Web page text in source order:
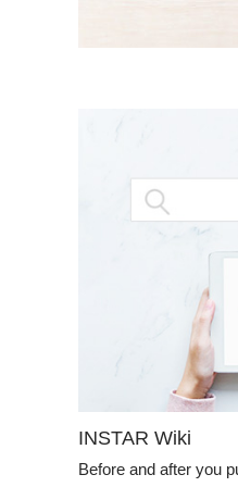
INSTAR Wiki
Before and after you